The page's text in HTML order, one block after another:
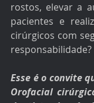
rostos, elevar a
pacientes e
cirúrgicos com
responsabilidade?
Esse é o convite
Orofacial